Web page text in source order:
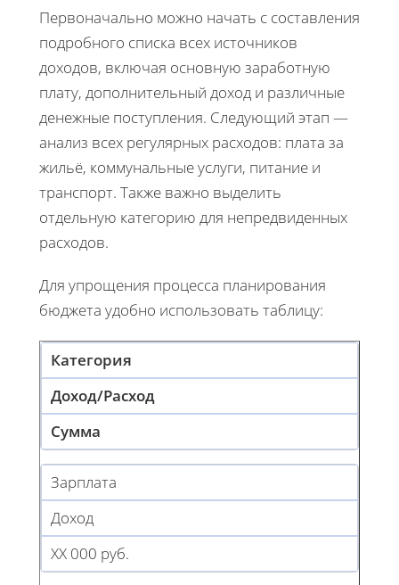
Первоначально можно начать с составления
подробного списка всех источников
доходов, включая основную заработную
плату, дополнительный доход и различные
денежные поступления. Следующий этап —
анализ всех регулярных расходов: плата за
жильё, коммунальные услуги, питание и
транспорт. Также важно выделить
отдельную категорию для непредвиденных
расходов.
Для упрощения процесса планирования
бюджета удобно использовать таблицу:
Категория
Доход/Расход
Сумма
Зарплата
Доход
XX 000 руб.